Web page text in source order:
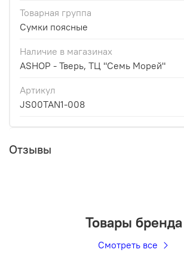
Товарная группа
Сумки поясные
Наличие в магазинах
ASHOP - Тверь, ТЦ "Семь Морей"
Артикул
JS00TAN1-008
Отзывы
Товары бренда
Смотреть все